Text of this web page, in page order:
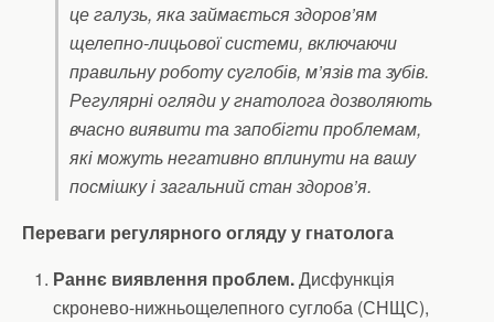
це галузь, яка займається здоров’ям
щелепно-лицьової системи, включаючи
правильну роботу суглобів, м’язів та зубів.
Регулярні огляди у гнатолога дозволяють
вчасно виявити та запобігти проблемам,
які можуть негативно вплинути на вашу
посмішку і загальний стан здоров’я.
Переваги регулярного огляду у гнатолога
Раннє виявлення проблем.Дисфункція
скронево-нижньощелепного суглоба (СНЩС),